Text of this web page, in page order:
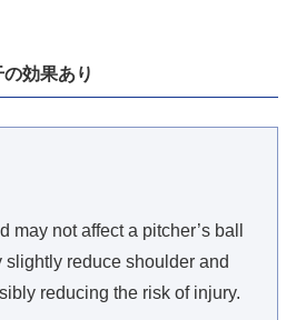
効果あり
may not affect a pitcher’s ball
slightly reduce shoulder and
reducing the risk of injury.